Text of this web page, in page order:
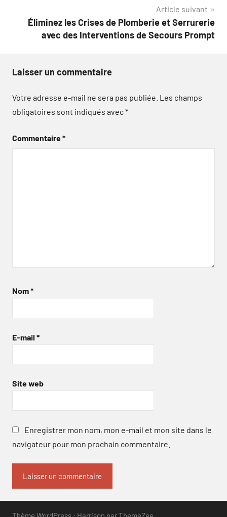
Article suivant
Éliminez les Crises de Plomberie et Serrurerie
avec des Interventions de Secours Prompt
Laisser un commentaire
Votre adresse e-mail ne sera pas publiée. Les champs
obligatoires sont indiqués avec*
Commentaire*
Nom*
E-mail *
Site web
Enregistrer mon nom, mon e-mail et mon site dans le
navigateur pour mon prochain commentaire.